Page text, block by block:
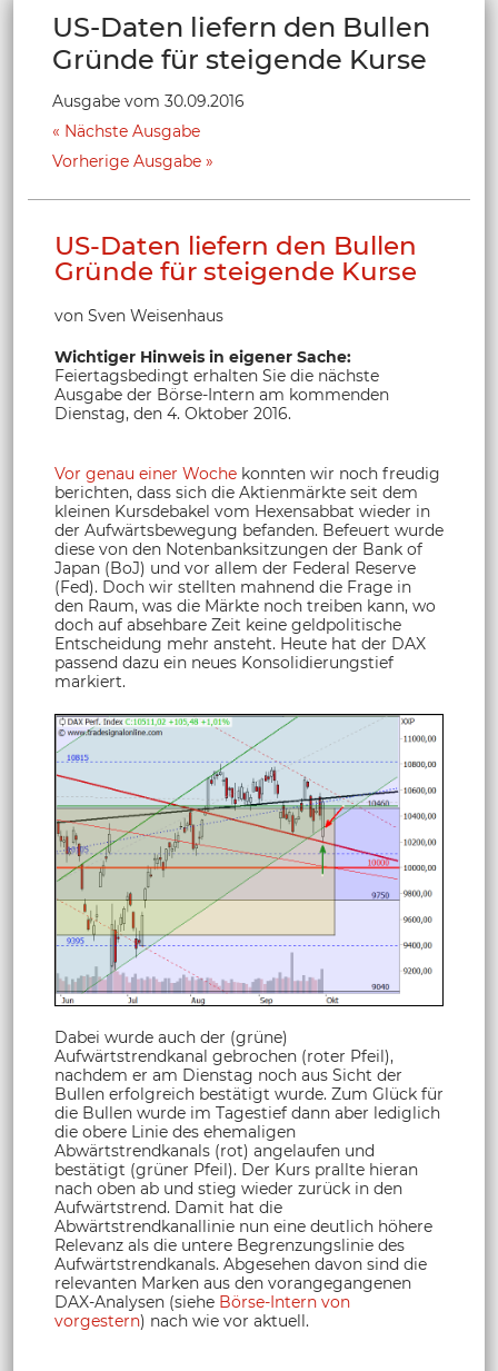
US-Daten liefern den Bullen
Gründe für steigende Kurse
Ausgabe vom 30.09.2016
Nächste Ausgabe
Vorherige Ausgabe
US-Daten liefern den Bullen
Gründe für steigende Kurse
von Sven Weisenhaus
Wichtiger Hinweis in eigener Sache:
Feiertagsbedingt erhalten Sie die nächste
Ausgabe der Börse-Intern am kommenden
Dienstag, den 4. Oktober 2016.
Vor genau einer Woche konnten wir noch freudig
berichten, dass sich die Aktienmärkte seit dem
kleinen Kursdebakel vom Hexensabbat wieder in
der Aufwärtsbewegung befanden. Befeuert wurde
diese von den Notenbanksitzungen der Bank of
Japan (BoJ) und vor allem der Federal Reserve
(Fed). Doch wir stellten mahnend die Frage in
den Raum, was die Märkte noch treiben kann, wo
doch auf absehbare Zeit keine geldpolitische
Entscheidung mehr ansteht. Heute hat der DAX
passend dazu ein neues Konsolidierungstief
markiert.
Dabei wurde auch der (grüne)
Aufwärtstrendkanal gebrochen (roter Pfeil),
nachdem er am Dienstag noch aus Sicht der
Bullen erfolgreich bestätigt wurde. Zum Glück für
die Bullen wurde im Tagestief dann aber lediglich
die obere Linie des ehemaligen
Abwärtstrendkanals (rot) angelaufen und
bestätigt (grüner Pfeil). Der Kurs prallte hieran
nach oben ab und stieg wieder zurück in den
Aufwärtstrend. Damit hat die
Abwärtstrendkanallinie nun eine deutlich höhere
Relevanz als die untere Begrenzungslinie des
Aufwärtstrendkanals. Abgesehen davon sind die
relevanten Marken aus den vorangegangenen
DAX-Analysen (siehe Börse-Intern von
vorgestern) nach wie vor aktuell.